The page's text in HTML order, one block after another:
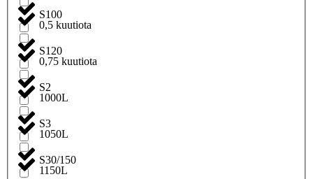
S100
S120
S2
S3
S30/150
0,5 kuutiota
0,75 kuutiota
1000L
1050L
1150L